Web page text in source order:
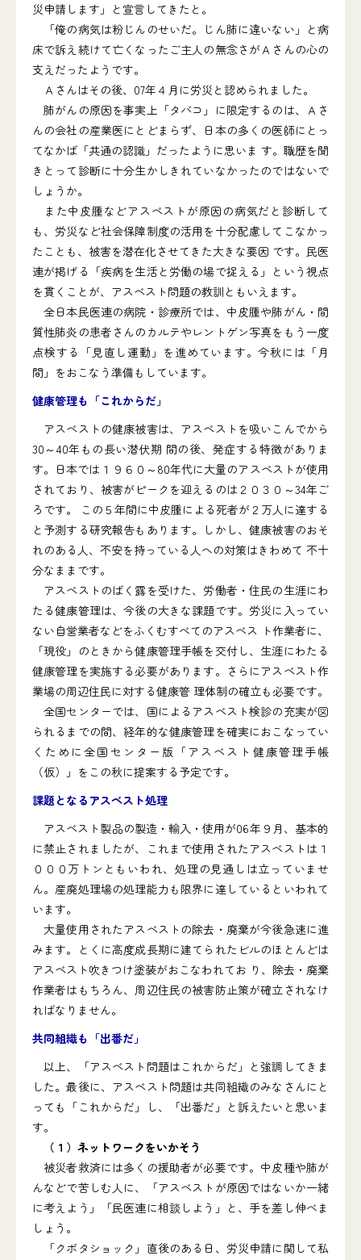
災申請します」と宣言してきたと。
「俺の病気は粉じんのせいだ。じん肺に違いない」と病
床で訴え続けて亡くなったご主人の無念さがＡさんの心の
支えだったようです。
Ａさんはその後、07年４月に労災と認められました。
肺がんの原因を事実上「タバコ」に限定するのは、Ａさ
んの会社の産業医にとどまらず、日本の多くの医師にとっ
てなかば「共通の認識」だったように思いま す。職歴を聞
きとって診断に十分生かしきれていなかったのではないで
しょうか。
また中皮腫などアスベストが原因の病気だと診断して
も、労災など社会保障制度の活用を十分配慮してこなかっ
たことも、被害を潜在化させてきた大きな要因 です。民医
連が掲げる「疾病を生活と労働の場で捉える」という視点
を貫くことが、アスベスト問題の教訓ともいえます。
全日本民医連の病院・診療所では、中皮腫や肺がん・間
質性肺炎の患者さんのカルテやレントゲン写真をもう一度
点検する「見直し運動」を進めています。今秋には「月
間」をおこなう準備もしています。
健康管理も「これからだ」
アスベストの健康被害は、アスベストを吸いこんでから
30～40年もの長い潜伏期 間の後、発症する特徴がありま
す。日本では１９６０～80年代に大量のアスベストが使用
されており、被害がピークを迎えるのは２０３０～34年ご
ろです。 この５年間に中皮腫による死者が２万人に達する
と予測する研究報告もあります。しかし、健康被害のおそ
れのある人、不安を持っている人への対策はきわめて 不十
分なままです。
アスベストのばく露を受けた、労働者・住民の生涯にわ
たる健康管理は、今後の大きな課題です。労災に入ってい
ない自営業者などをふくむすべてのアスベス ト作業者に、
「現役」のときから健康管理手帳を交付し、生涯にわたる
健康管理を実施する必要があります。さらにアスベスト作
業場の周辺住民に対する健康管 理体制の確立も必要です。
全国センターでは、国によるアスベスト検診の充実が図
られるまでの間、経年的な健康管理を確実におこなってい
くために全国センター版「アスベスト健康管理手帳
（仮）」をこの秋に提案する予定です。
課題となるアスベスト処理
アスベスト製品の製造・輸入・使用が06年９月、基本的
に禁止されましたが、これまで使用されたアスベストは１
０００万トンともいわれ、処理の見通しは立っていませ
ん。産廃処理場の処理能力も限界に達しているといわれて
います。
大量使用されたアスベストの除去・廃棄が今後急速に進
みます。とくに高度成長期に建てられたビルのほとんどは
アスベスト吹きつけ塗装がおこなわれてお り、除去・廃棄
作業者はもちろん、周辺住民の被害防止策が確立されなけ
ればなりません。
共同組織も「出番だ」
以上、「アスベスト問題はこれからだ」と強調してきま
した。最後に、アスベスト問題は共同組織のみなさんにと
っても「これからだ」し、「出番だ」と訴えたいと思いま
す。
（１）ネットワークをいかそう
被災者救済には多くの援助者が必要です。中皮種や肺が
んなどで苦しむ人に、「アスベストが原因ではないか一緒
に考えよう」「民医連に相談しよう」と、手を差し伸べま
しょう。
「クボタショック」直後のある日、労災申請に関して私